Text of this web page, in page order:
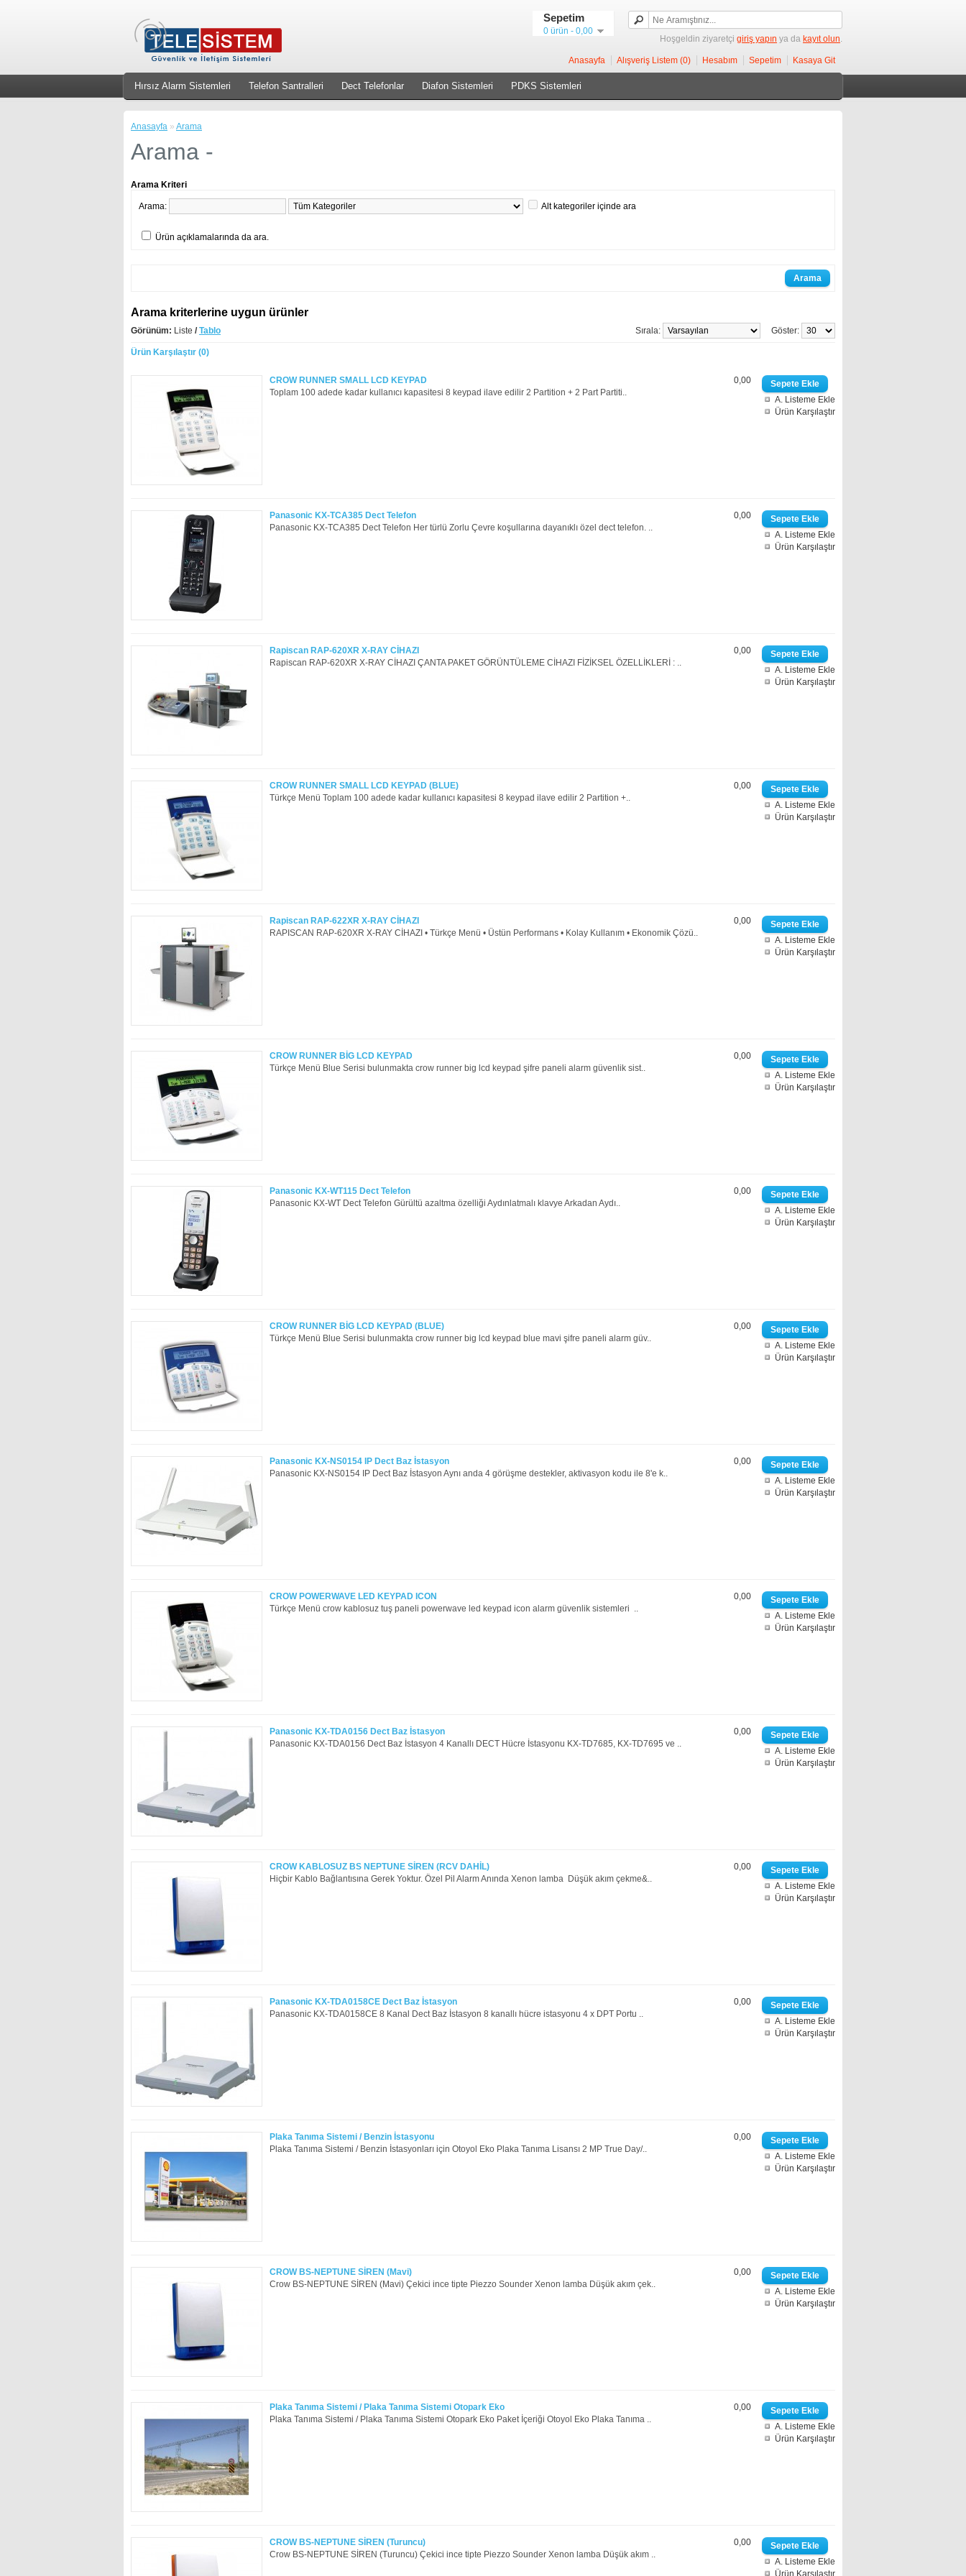
Sepetim
0 ürün - 0,00
Hoşgeldin ziyaretçi giriş yapın ya da kayıt olun.
Anasayfa Alışveriş Listem (0) Hesabım Sepetim Kasaya Git
Hırsız Alarm Sistemleri Telefon Santralleri Dect Telefonlar Diafon Sistemleri PDKS Sistemleri
Anasayfa » Arama
Arama -
Arama Kriteri
Arama: Alt kategoriler içinde ara
Ürün açıklamalarında da ara.
Arama kriterlerine uygun ürünler
Görünüm: Liste / Tablo Göster:
Sırala:
Ürün Karşılaştır (0)
A. Listeme Ekle
Ürün Karşılaştır
0,00
CROW RUNNER SMALL LCD KEYPAD
Toplam 100 adede kadar kullanıcı kapasitesi 8 keypad ilave edilir 2 Partition + 2 Part Partiti..
A. Listeme Ekle
Ürün Karşılaştır
0,00
Panasonic KX-TCA385 Dect Telefon
Panasonic KX-TCA385 Dect Telefon Her türlü Zorlu Çevre koşullarına dayanıklı özel dect telefon. ..
A. Listeme Ekle
Ürün Karşılaştır
0,00
Rapiscan RAP-620XR X-RAY CİHAZI
Rapiscan RAP-620XR X-RAY CİHAZI ÇANTA PAKET GÖRÜNTÜLEME CİHAZI FİZİKSEL ÖZELLİKLERİ : ..
A. Listeme Ekle
Ürün Karşılaştır
0,00
CROW RUNNER SMALL LCD KEYPAD (BLUE)
Türkçe Menü Toplam 100 adede kadar kullanıcı kapasitesi 8 keypad ilave edilir 2 Partition +..
A. Listeme Ekle
Ürün Karşılaştır
0,00
Rapiscan RAP-622XR X-RAY CİHAZI
RAPISCAN RAP-620XR X-RAY CİHAZI • Türkçe Menü • Üstün Performans • Kolay Kullanım • Ekonomik Çözü..
A. Listeme Ekle
Ürün Karşılaştır
0,00
CROW RUNNER BİG LCD KEYPAD
Türkçe Menü Blue Serisi bulunmakta crow runner big lcd keypad şifre paneli alarm güvenlik sist..
A. Listeme Ekle
Ürün Karşılaştır
0,00
Panasonic KX-WT115 Dect Telefon
Panasonic KX-WT Dect Telefon Gürültü azaltma özelliği Aydınlatmalı klavye Arkadan Aydı..
A. Listeme Ekle
Ürün Karşılaştır
0,00
CROW RUNNER BİG LCD KEYPAD (BLUE)
Türkçe Menü Blue Serisi bulunmakta crow runner big lcd keypad blue mavi şifre paneli alarm güv..
A. Listeme Ekle
Ürün Karşılaştır
0,00
Panasonic KX-NS0154 IP Dect Baz İstasyon
Panasonic KX-NS0154 IP Dect Baz İstasyon Aynı anda 4 görüşme destekler, aktivasyon kodu ile 8'e k..
A. Listeme Ekle
Ürün Karşılaştır
0,00
CROW POWERWAVE LED KEYPAD ICON
Türkçe Menü crow kablosuz tuş paneli powerwave led keypad icon alarm güvenlik sistemleri ..
A. Listeme Ekle
Ürün Karşılaştır
0,00
Panasonic KX-TDA0156 Dect Baz İstasyon
Panasonic KX-TDA0156 Dect Baz İstasyon 4 Kanallı DECT Hücre İstasyonu KX-TD7685, KX-TD7695 ve ..
A. Listeme Ekle
Ürün Karşılaştır
0,00
CROW KABLOSUZ BS NEPTUNE SİREN (RCV DAHİL)
Hiçbir Kablo Bağlantısına Gerek Yoktur. Özel Pil Alarm Anında Xenon lamba Düşük akım çekme&..
A. Listeme Ekle
Ürün Karşılaştır
0,00
Panasonic KX-TDA0158CE Dect Baz İstasyon
Panasonic KX-TDA0158CE 8 Kanal Dect Baz İstasyon 8 kanallı hücre istasyonu 4 x DPT Portu ..
A. Listeme Ekle
Ürün Karşılaştır
0,00
Plaka Tanıma Sistemi / Benzin İstasyonu
Plaka Tanıma Sistemi / Benzin İstasyonları için Otoyol Eko Plaka Tanıma Lisansı 2 MP True Day/..
A. Listeme Ekle
Ürün Karşılaştır
0,00
CROW BS-NEPTUNE SİREN (Mavi)
Crow BS-NEPTUNE SİREN (Mavi) Çekici ince tipte Piezzo Sounder Xenon lamba Düşük akım çek..
A. Listeme Ekle
Ürün Karşılaştır
0,00
Plaka Tanıma Sistemi / Plaka Tanıma Sistemi Otopark Eko
Plaka Tanıma Sistemi / Plaka Tanıma Sistemi Otopark Eko Paket İçeriği Otoyol Eko Plaka Tanıma ..
A. Listeme Ekle
Ürün Karşılaştır
0,00
CROW BS-NEPTUNE SİREN (Turuncu)
Crow BS-NEPTUNE SİREN (Turuncu) Çekici ince tipte Piezzo Sounder Xenon lamba Düşük akım ..